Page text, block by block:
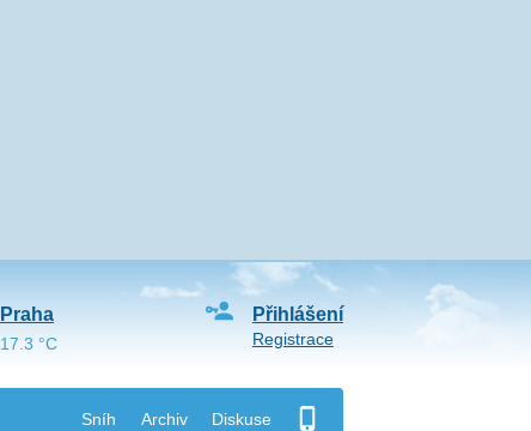
Sníh Archiv Diskuse
Přihlášení
Registrace
Praha
17.3 °C